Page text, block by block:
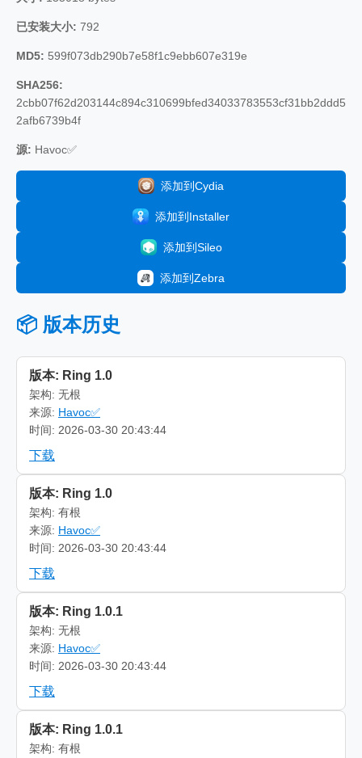
已安装大小: 792
MD5: 599f073db290b7e58f1c9ebb607e319e
SHA256:
2cbb07f62d203144c894c310699bfed34033783553cf31bb2ddd5
2afb6739b4f
源: Havoc✅
添加到Cydia
添加到Installer
添加到Sileo
添加到Zebra
📦 版本历史
版本: Ring 1.0
架构: 无根
来源: Havoc✅
时间: 2026-03-30 20:43:44
下载
版本: Ring 1.0
架构: 有根
来源: Havoc✅
时间: 2026-03-30 20:43:44
下载
版本: Ring 1.0.1
架构: 无根
来源: Havoc✅
时间: 2026-03-30 20:43:44
下载
版本: Ring 1.0.1
架构: 有根